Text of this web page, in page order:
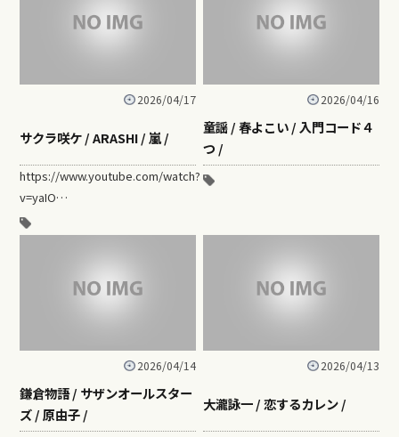
2026/04/17
サクラ咲ケ / ARASHI / 嵐 /
https://www.youtube.com/watch?
v=yaIO…
2026/04/16
童謡 / 春よこい / 入門コード４
つ /
2026/04/14
鎌倉物語 / サザンオールスター
ズ / 原由子 /
2026/04/13
大瀧詠一 / 恋するカレン /